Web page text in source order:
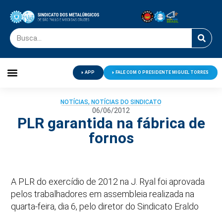
APP FALE COM O PRESIDENTE MIGUEL TORRES
NOTÍCIAS, NOTÍCIAS DO SINDICATO
06/06/2012
PLR garantida na fábrica de
fornos
A PLR do exercídio de 2012 na J. Ryal foi aprovada
pelos trabalhadores em assembleia realizada na
quarta-feira, dia 6, pelo diretor do Sindicato Eraldo